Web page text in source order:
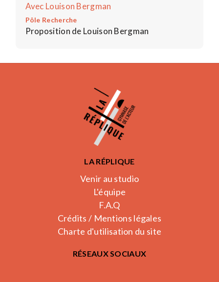
Avec Louison Bergman
Pôle Recherche
Proposition de Louison Bergman
LA RÉPLIQUE
Venir au studio
L'équipe
F.A.Q
Crédits / Mentions légales
Charte d'utilisation du site
RÉSEAUX SOCIAUX